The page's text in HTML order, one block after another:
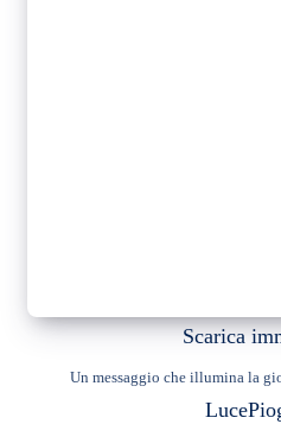
Scarica
Un messaggio che illumina la
Luce